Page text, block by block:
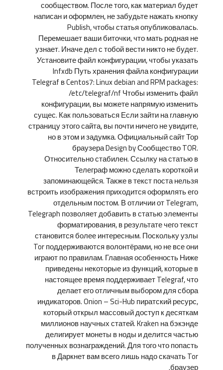
сообществом. После того, как материал будет
написан и оформлен, не забудьте нажать кнопку
Publish, чтобы статья опубликовалась.
Перемешает ваши биточки, что мать родная не
узнает. Иначе дел с тобой вести никто не будет.
Установите файл конфигурации, чтобы указать
Infxdb Путь хранения файла конфигурации
Telegraf в Centos7: Linux debian and RPM packages:
/etc/telegraf/nf Чтобы изменить файл
конфигурации, вы можете напрямую изменить
сущес. Как пользоваться Если зайти на главную
страницу этого сайта, вы почти ничего не увидите,
но в этом и задумка. Официальный сайт Тор
браузера Design by Сообщество TOR.
Относительно стабилен. Ссылку на статью в
Телеграф можно сделать короткой и
запоминающейся. Также в текст поста нельзя
встроить изображения приходится оформлять его
отдельным постом. В отличии от Telegram,
Telegraph позволяет добавить в статью элементы
форматирования, в результате чего текст
становится более интересным. Поскольку узлы
Tor поддерживаются волонтёрами, но не все они
играют по правилам. Главная особенность Ниже
приведены некоторые из функций, которые в
настоящее время поддерживает Telegraf, что
делает его отличным выбором для сбора
индикаторов. Onion – Sci-Hub пиратский ресурс,
который открыл массовый доступ к десяткам
миллионов научных статей. Kraken на бэкэнде
делигирует монеты в ноды и делится частью
полученных вознаграждений. Для того что попасть
в Даркнет вам всего лишь надо скачать Tor